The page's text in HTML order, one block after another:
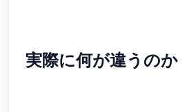
実際に何が違うのか